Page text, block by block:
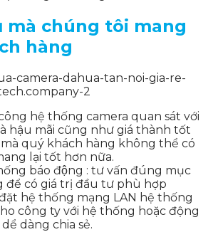
mà chúng tôi mang
hàng
hệ thống camera quan sát với
hậu mãi cũng như giá thành tốt
quý khách hàng không thể có
lại tốt hơn nữa.
báo động : tư vấn đúng mục
để có giá trị đầu tư phù hợp
hệ thống mạng LAN hệ thống
công ty với hệ thống hoặc động
dàng chia sẻ.